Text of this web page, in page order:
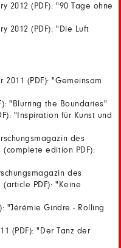
2012 (PDF): "90 Tage ohne
2012 (PDF): "Die Luft
2011 (PDF): "Gemeinsam
"Blurring the Boundaries"
"Inspiration für Kunst und
des
edition PDF):
des
PDF): "Keine
"Jérémie Gindre - Rolling
(PDF): "Der Tanz der